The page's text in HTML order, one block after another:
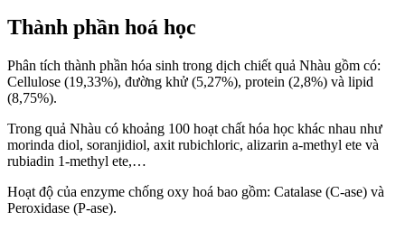
Thành phần hoá học
Phân tích thành phần hóa sinh trong dịch chiết quả Nhàu gồm có:
Cellulose (19,33%), đường khử (5,27%), protein (2,8%) và lipid
(8,75%).
Trong quả Nhàu có khoảng 100 hoạt chất hóa học khác nhau như
morinda diol, soranjidiol, axit rubichloric, alizarin a-methyl ete và
rubiadin 1-methyl ete,…
Hoạt độ của enzyme chống oxy hoá bao gồm: Catalase (C-ase) và
Peroxidase (P-ase).